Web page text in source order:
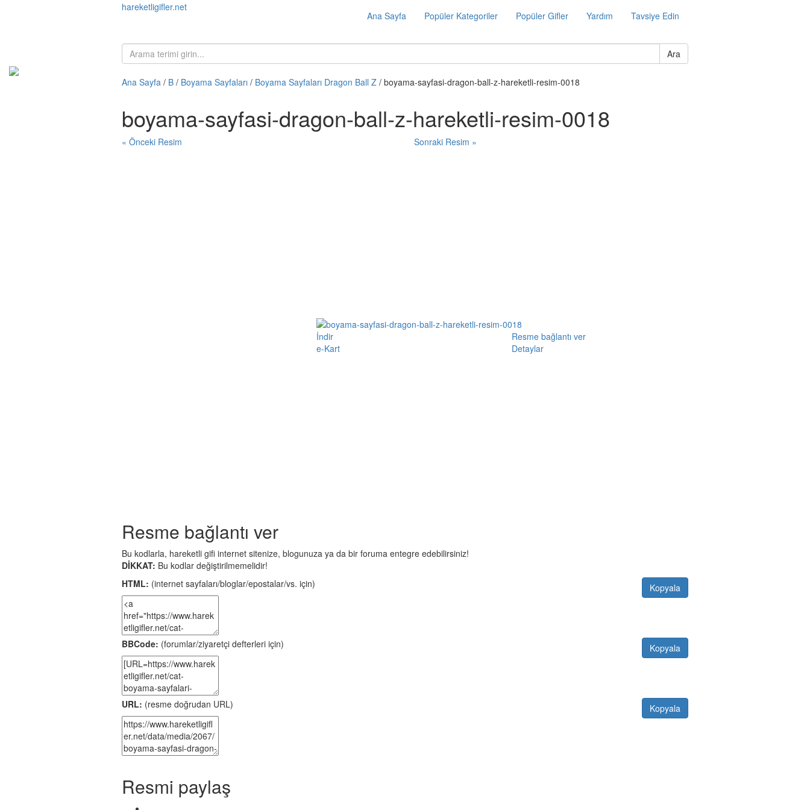
hareketligifler.net
Ana Sayfa Popüler Kategoriler Popüler Gifler Yardım Tavsiye Edin
Ara
Ana Sayfa / B / Boyama Sayfaları / Boyama Sayfaları Dragon Ball Z / boyama-sayfasi-dragon-ball-z-hareketli-resim-0018
boyama-sayfasi-dragon-ball-z-hareketli-resim-0018
« Önceki Resim Sonraki Resim »
İndir
Resme bağlantı ver
e-Kart
Detaylar
Resme bağlantı ver
Bu kodlarla, hareketli gifi internet sitenize, blogunuza ya da bir foruma entegre edebilirsiniz!
DİKKAT: Bu kodlar değiştirilmemelidir!
HTML: (internet sayfaları/bloglar/epostalar/vs. için) Kopyala
BBCode: (forumlar/ziyaretçi defterleri için) Kopyala
URL: (resme doğrudan URL) Kopyala
Resmi paylaş